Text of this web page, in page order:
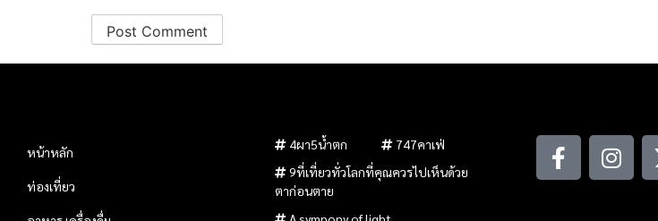
หน้าหลัก
ท่องเที่ยว
4ผา5น้ำตก
747คาเฟ่
9ที่เที่ยวทั่วโลกที่คุณควรไปเห็นด้วย
ตาก่อนตาย